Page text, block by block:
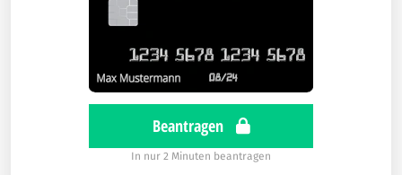
Beantragen
In nur 2 Minuten beantragen